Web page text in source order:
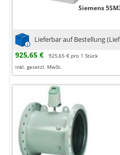
Siemens
Lieferbar auf Bestellung
925,65 €
925,65 € pro 1 Stück
inkl. gesetzl. MwSt.